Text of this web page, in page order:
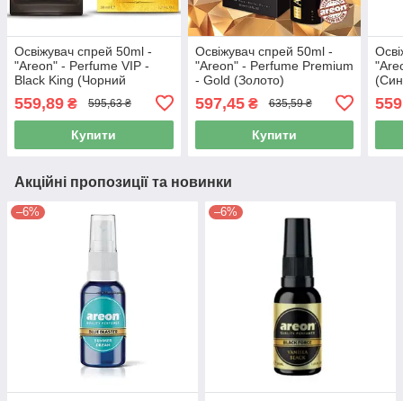
Освіжувач спрей 50ml -
"Areon" - Perfume VIP -
Black King (Чорний
559,89 ₴ 595,63 ₴
Купити
Освіжувач спрей 50ml -
"Areon" - Perfume Premium
- Gold (Золото)
597,45₴ 635,59 ₴
Купити
Акційні пропозиції та новинки
–6% –6%